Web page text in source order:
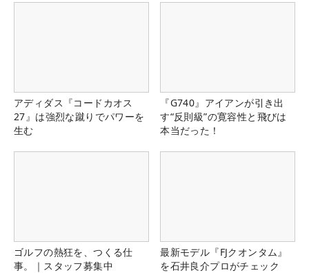
アディダス『コードカオス
27』は強烈な蹴りでパワーを
生む
『G740』アイアンが引き出
す“反則級”の寛容性と飛びは
本当だった！
ゴルフの熱狂を、つくる仕
事。｜スタッフ募集中
最新モデル『FJクオンタム』
を石井良介プロがチェック